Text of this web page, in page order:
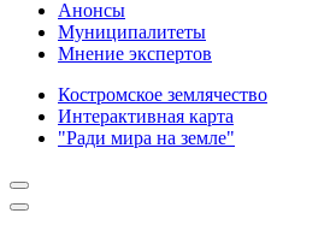
Анонсы
Муниципалитеты
Мнение экспертов
Костромское землячество
Интерактивная карта
"Ради мира на земле"